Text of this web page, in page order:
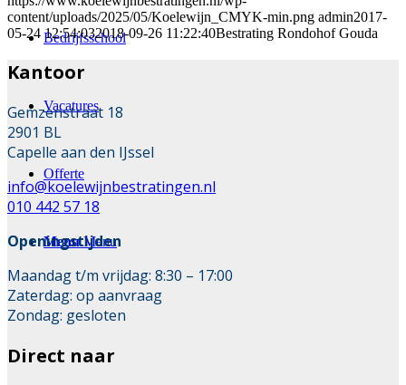
Bedrijfsschool
Vacatures
Offerte
Menu Menu
content/uploads/2025/05/Koelewijn_CMYK-min.png admin2017-
05-24 12:54:032018-09-26 11:22:40Bestrating Rondohof Gouda
Kantoor
Gemzenstraat 18
2901 BL
Capelle aan den IJssel
info@koelewijnbestratingen.nl
010 442 57 18
Openingstijden
Maandag t/m vrijdag: 8:30 – 17:00
Zaterdag: op aanvraag
Zondag: gesloten
Direct naar